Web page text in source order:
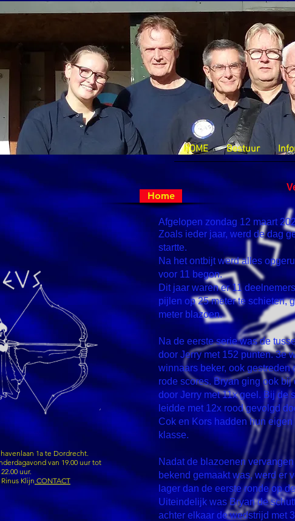
HOME Bestuur
Afgelopen zondag 12 maart
Zoals ieder jaar, werd de dag
startte.
Na het ontbijt werd alles
voor 11 begon.
Dit jaar waren er 11
pijlen op 25 meter te schieten,
meter blazoen.
Na de eerste serie was de
door Jerry met 152 punten. 3e
winnaars beker, ook gestreden
rode scores. Bryan ging ook
door Jerry met 11x geel. Bij de
leidde met 12x rood gevolgd
Cok en Kors hadden hun
klasse.
Nadat de blazoenen
bekend gemaakt was, werd er
lager dan de eerste ronde op
Uiteindelijk was Bryan de
achter elkaar de wedstrijd met
1a te Dordrecht.
van 19.00 uur tot
22.00 uur.
Klijn CONTACT
Home